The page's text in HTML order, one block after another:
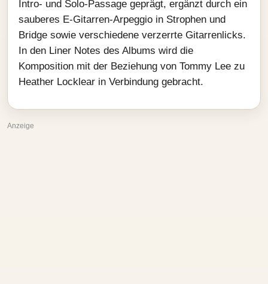
Intro- und Solo-Passage geprägt, ergänzt durch ein
sauberes E-Gitarren-Arpeggio in Strophen und
Bridge sowie verschiedene verzerrte Gitarrenlicks.
In den Liner Notes des Albums wird die
Komposition mit der Beziehung von Tommy Lee zu
Heather Locklear in Verbindung gebracht.
Anzeige